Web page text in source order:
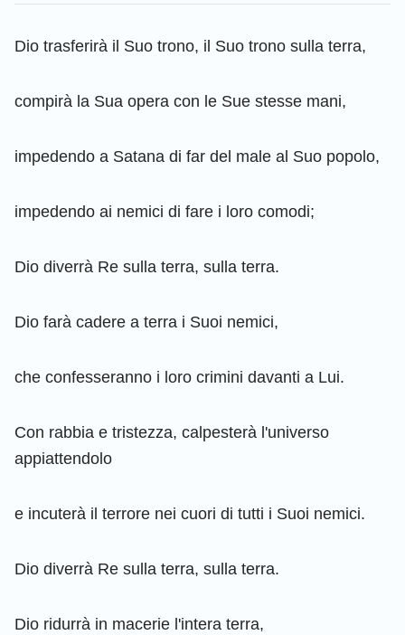
Dio trasferirà il Suo trono, il Suo trono sulla terra,
compirà la Sua opera con le Sue stesse mani,
impedendo a Satana di far del male al Suo popolo,
impedendo ai nemici di fare i loro comodi;
Dio diverrà Re sulla terra, sulla terra.
Dio farà cadere a terra i Suoi nemici,
che confesseranno i loro crimini davanti a Lui.
Con rabbia e tristezza, calpesterà l'universo
appiattendolo
e incuterà il terrore nei cuori di tutti i Suoi nemici.
Dio diverrà Re sulla terra, sulla terra.
Dio ridurrà in macerie l'intera terra,